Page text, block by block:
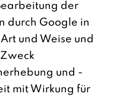
der
durch Google in
und Weise und
und -
mit Wirkung für